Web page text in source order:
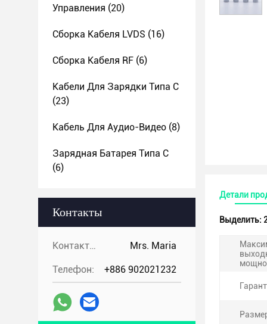
Управления (20)
Сборка Кабеля LVDS (16)
Сборка Кабеля RF (6)
Кабели Для Зарядки Типа С
(23)
Кабель Для Аудио-Видео (8)
Зарядная Батарея Типа С
(6)
Контакты
Контакты: Mrs. Maria
Телефон: +886 902021232
Детали
Выделить: